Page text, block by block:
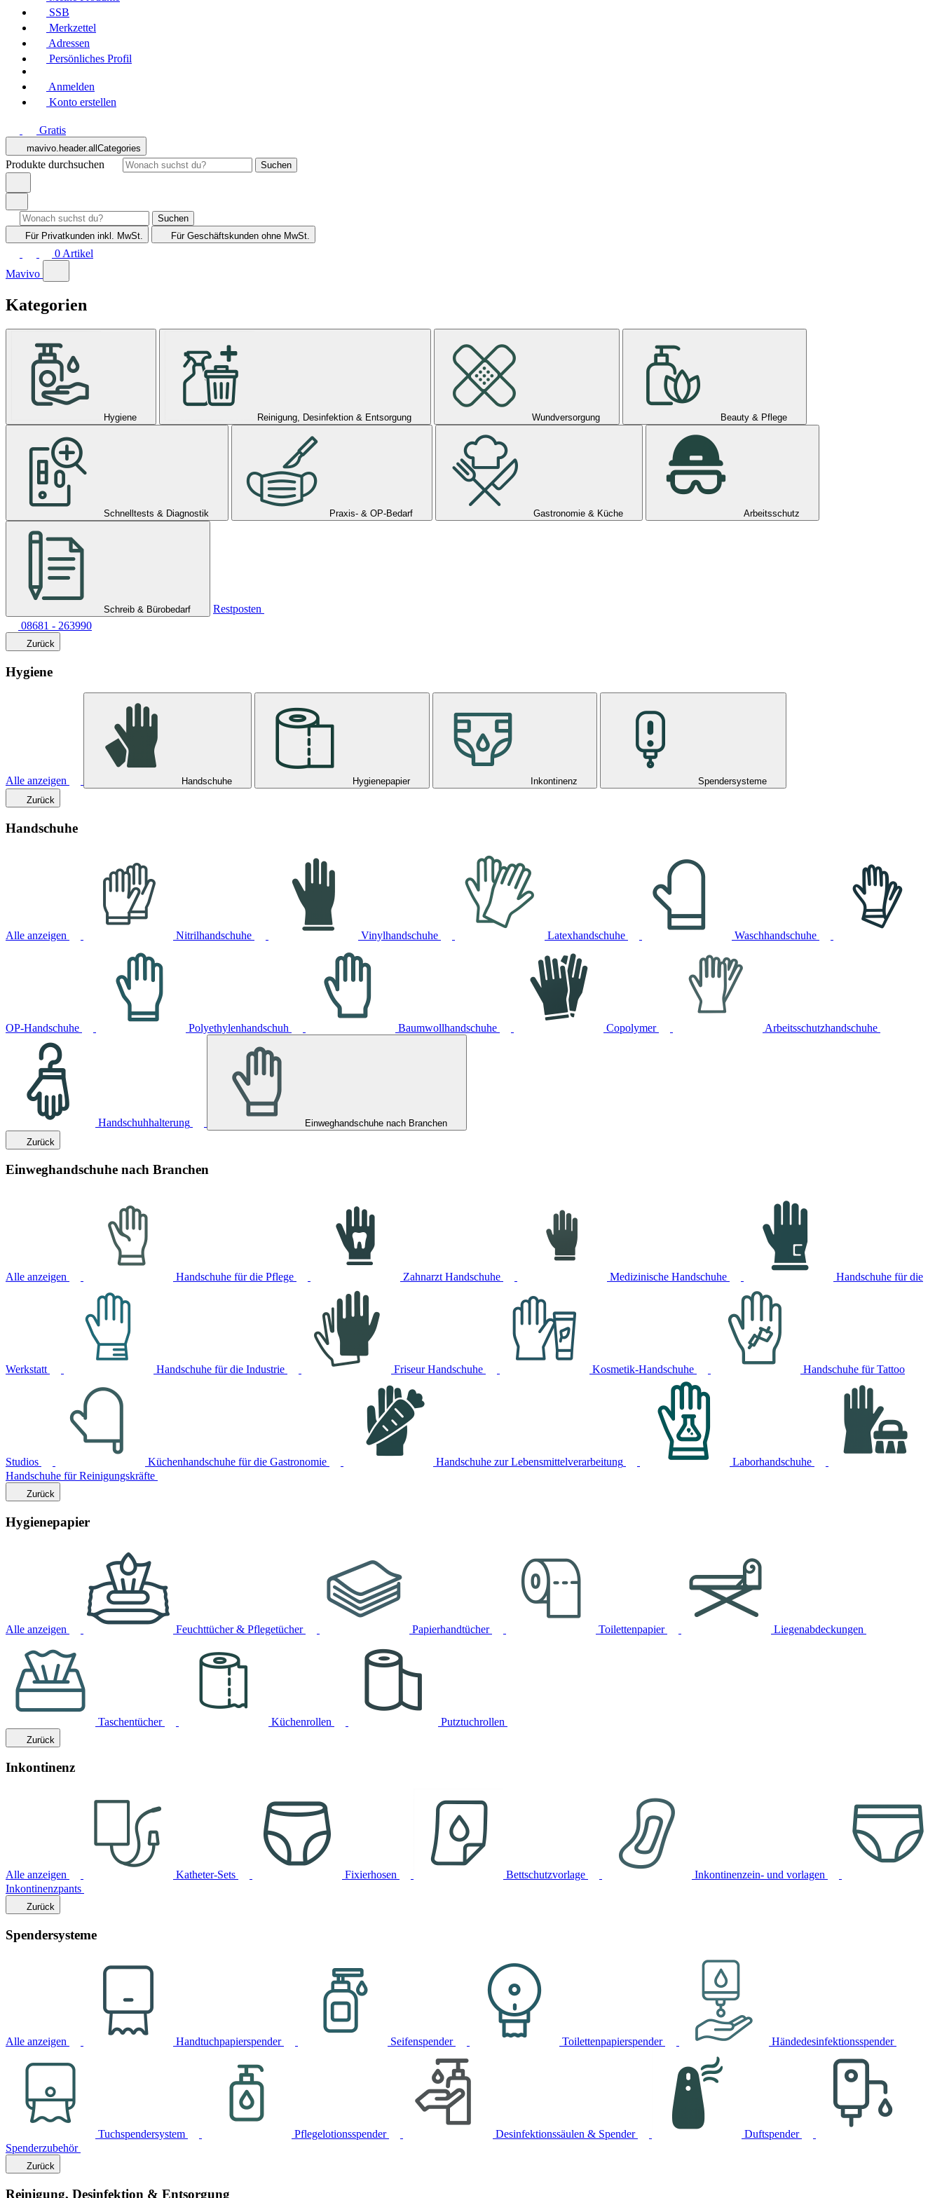
SSB
Merkzettel
Adressen
Persönliches Profil
Anmelden
Konto erstellen
Gratis
mavivo.header.allCategories
Produkte durchsuchen Suchen
Suchen
Für Privatkunden inkl. MwSt. Für Geschäftskunden ohne MwSt.
0 Artikel
Mavivo
Kategorien
Hygiene Reinigung, Desinfektion & Entsorgung Wundversorgung Beauty & Pflege
Schnelltests & Diagnostik Praxis- & OP-Bedarf Gastronomie & Küche Arbeitsschutz
Schreib & Bürobedarf
Restposten
08681 - 263990
Zurück
Hygiene
Alle anzeigen Handschuhe Hygienepapier Inkontinenz
Spendersysteme
Zurück
Handschuhe
Alle anzeigen Nitrilhandschuhe Vinylhandschuhe Latexhandschuhe Waschhandschuhe
OP-Handschuhe Polyethylenhandschuh Baumwollhandschuhe Copolymer Arbeitsschutzhandschuhe
Handschuhhalterung
Einweghandschuhe nach Branchen
Zurück
Einweghandschuhe nach Branchen
Alle anzeigen Handschuhe für die Pflege Zahnarzt Handschuhe Medizinische Handschuhe Handschuhe für die
Werkstatt Handschuhe für die Industrie Friseur Handschuhe Kosmetik-Handschuhe Handschuhe für Tattoo
Studios Küchenhandschuhe für die Gastronomie Handschuhe zur Lebensmittelverarbeitung
Laborhandschuhe
Handschuhe für Reinigungskräfte
Zurück
Hygienepapier
Alle anzeigen Feuchttücher & Pflegetücher Papierhandtücher Toilettenpapier Liegenabdeckungen
Taschentücher Küchenrollen Putztuchrollen
Zurück
Inkontinenz
Alle anzeigen Katheter-Sets Fixierhosen Bettschutzvorlage
Inkontinenzein- und vorlagen
Inkontinenzpants
Zurück
Spendersysteme
Alle anzeigen Handtuchpapierspender Seifenspender Toilettenpapierspender Händedesinfektionsspender
Tuchspendersystem Pflegelotionsspender Desinfektionssäulen & Spender
Duftspender
Spenderzubehör
Zurück
Reinigung, Desinfektion & Entsorgung